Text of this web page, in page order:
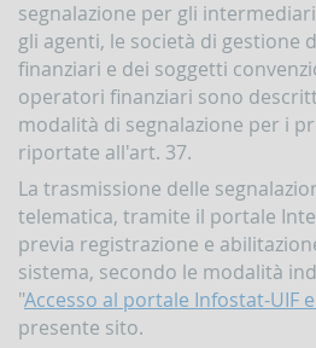
in
oro
(ORO)
Comunicazioni
sanzioni
finanziarie
Comunicazioni
Russia
Bielorussia
(DEPRU,
TRU,
RUS,
CBR)
segnalazione per gli
gli agenti, le società di gestione
finanziari e dei soggetti
operatori finanziari sono
modalità di segnalazione per i
riportate all'art. 37.
La trasmissione delle
telematica, tramite il portale
previa registrazione e
sistema, secondo le modalità
"Accesso al portale Infostat-UIF
presente sito.